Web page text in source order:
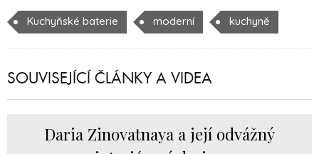
Kuchyňské baterie moderní kuchyně
SOUVISEJÍCÍ ČLÁNKY A VIDEA
Daria Zinovatnaya a její odvážný